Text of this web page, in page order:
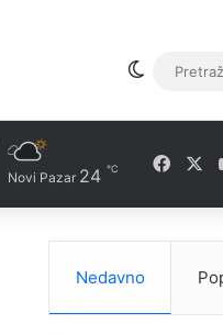
Switch
Novi Pazar 24 ℃
Nedavno